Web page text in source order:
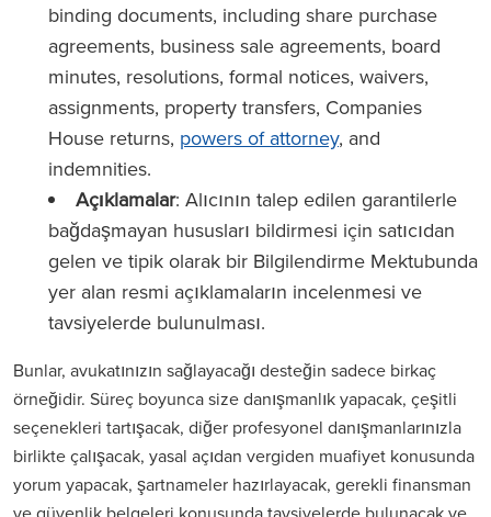
binding documents, including share purchase
agreements, business sale agreements, board
minutes, resolutions, formal notices, waivers,
assignments, property transfers, Companies
House returns, powers of attorney, and
indemnities.
Açıklamalar: Alıcının talep edilen garantilerle
bağdaşmayan hususları bildirmesi için satıcıdan
gelen ve tipik olarak bir Bilgilendirme Mektubunda
yer alan resmi açıklamaların incelenmesi ve
tavsiyelerde bulunulması.
Bunlar, avukatınızın sağlayacağı desteğin sadece birkaç
örneğidir. Süreç boyunca size danışmanlık yapacak, çeşitli
seçenekleri tartışacak, diğer profesyonel danışmanlarınızla
birlikte çalışacak, yasal açıdan vergiden muafiyet konusunda
yorum yapacak, şartnameler hazırlayacak, gerekli finansman